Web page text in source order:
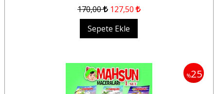
170,00 127,50
Sepete Ekle
%25